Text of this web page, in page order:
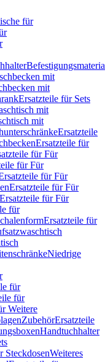
für
mit
mit
Ersatzteile für Sets
mit
mit
Ersatzteile
Ersatzteile für
für Für
für Für
für Für
Ersatzteile für Für
Ersatzteile für Für
für
Ersatzteile für
Niedrige
für
für
Weitere
ZubehörErsatzteile
Handtuchhalter
SteckdosenWeiteres